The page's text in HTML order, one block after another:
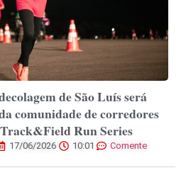
de São Luís será
comunidade de corredores
Run Series
17/06/2026 10:01 Comente